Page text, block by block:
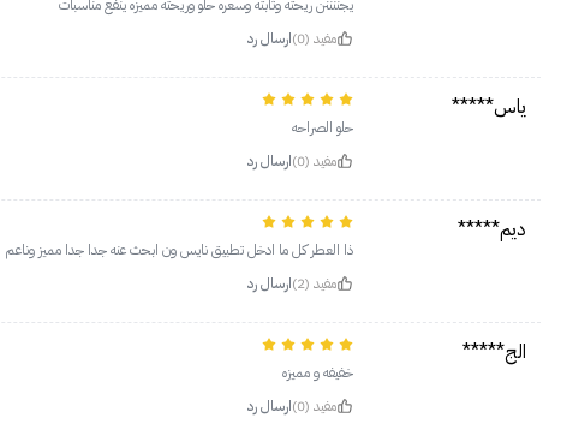
يجننننن ريحته وثابته وسعره حلو وريحته مميزه ينفع مناسبات
مفيد (0)
ارسال رد
ياس*****
حلو الصراحه
مفيد (0)
ارسال رد
ديم*****
ذا العطر كل ما ادخل تطبيق نايس ون ابحث عنه جدا جدا مميز وناعم
مفيد (2)
ارسال رد
الج*****
خفيفه و مميزه
مفيد (0)
ارسال رد